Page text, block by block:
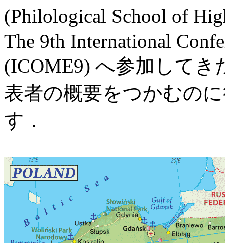
(Philological School of
The 9th International
(ICOME9) へ参加して
表者の概要をつかむの
す．